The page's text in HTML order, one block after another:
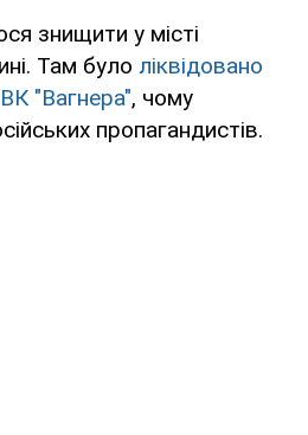
знищити у місті
Там було ліквідовано
"Вагнера", чому
пропагандистів.